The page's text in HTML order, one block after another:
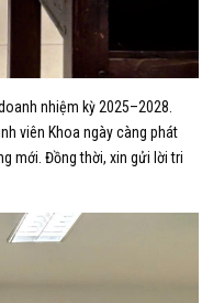
nhiệm kỳ 2025–2028.
viên Khoa ngày càng phát
mới. Đồng thời, xin gửi lời tri